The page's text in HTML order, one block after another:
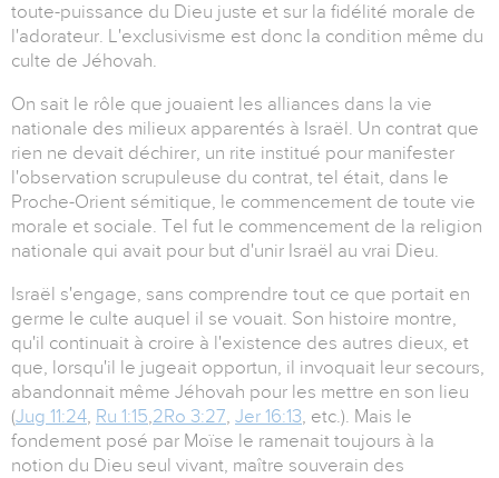
toute-puissance du Dieu juste et sur la fidélité morale de
l'adorateur. L'exclusivisme est donc la condition même du
culte de Jéhovah.
On sait le rôle que jouaient les alliances dans la vie
nationale des milieux apparentés à Israël. Un contrat que
rien ne devait déchirer, un rite institué pour manifester
l'observation scrupuleuse du contrat, tel était, dans le
Proche-Orient sémitique, le commencement de toute vie
morale et sociale. Tel fut le commencement de la religion
nationale qui avait pour but d'unir Israël au vrai Dieu.
Israël s'engage, sans comprendre tout ce que portait en
germe le culte auquel il se vouait. Son histoire montre,
qu'il continuait à croire à l'existence des autres dieux, et
que, lorsqu'il le jugeait opportun, il invoquait leur secours,
abandonnait même Jéhovah pour les mettre en son lieu
(Jug 11:24, Ru 1:15,2Ro 3:27, Jer 16:13, etc.). Mais le
fondement posé par Moïse le ramenait toujours à la
notion du Dieu seul vivant, maître souverain des